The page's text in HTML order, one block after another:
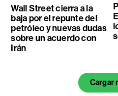
Wall Street cierra a la
baja por el repunte del
petróleo y nuevas dudas
sobre un acuerdo con
Irán
Cargar